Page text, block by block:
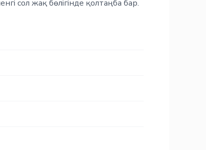
сол жақ бөлігінде қолтаңба бар.